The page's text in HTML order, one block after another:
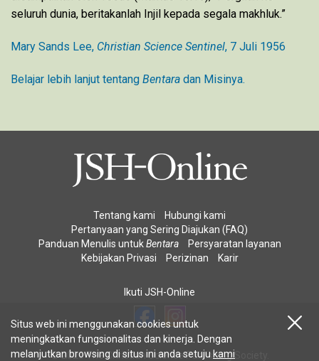
seluruh dunia, beritakanlah Injil kepada segala makhluk.”
Mary Sands Lee, Christian Science Sentinel, 7 Juli 1956
Belajar lebih lanjut tentang Bentara dan Misinya.
Tentang kami
Hubungi kami
Pertanyaan yang Sering Diajukan (FAQ)
Panduan Menulis untukBentara
Persyaratan layanan
Kebijakan Privasi
Perizinan Karir
Ikuti JSH-Online
© 2026 The Christian Science Publishing Society.
Situs web ini menggunakan cookies untuk
meningkatkan fungsionalitas dan kinerja. Dengan
melanjutkan browsing di situs ini anda setuju kami